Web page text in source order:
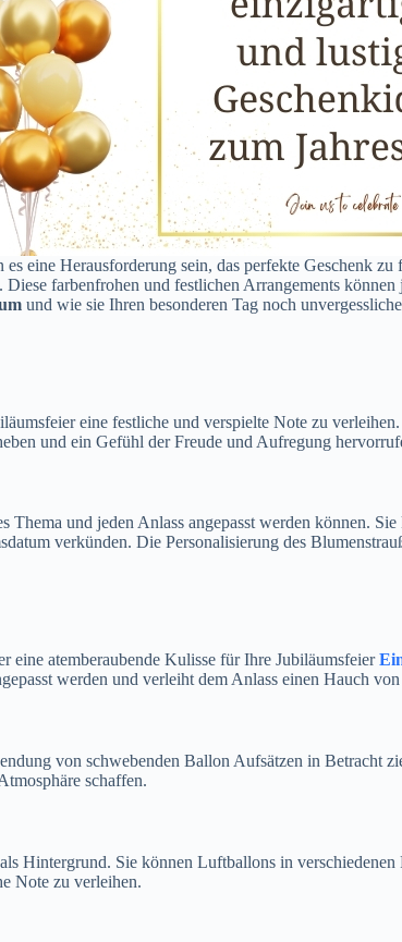
eine Herausforderung sein, das perfekte Geschenk
farbenfrohen und festlichen Arrangements
und wie sie Ihren besonderen Tag noch
eine festliche und verspielte Note zu
und ein Gefühl der Freude und Aufregung
Thema und jeden Anlass angepasst werden können.
verkünden. Die Personalisierung des
eine atemberaubende Kulisse für Ihre Jubiläumsfeier
werden und verleiht dem Anlass einen Hauch
von schwebenden Ballon Aufsätzen in Betracht
schaffen.
Hintergrund. Sie können Luftballons in
Note zu verleihen.